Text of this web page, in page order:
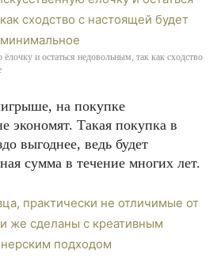
и остаться недовольным, так как сходство
на покупке
экономят. Такая покупка в
выгоднее, ведь будет
сумма в течение многих лет.